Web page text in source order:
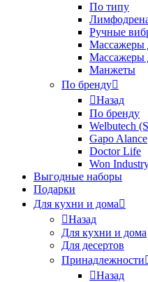
По типу
Ручные
Массажеры
Массажеры
Манжеты
По бренду
Назад
По бренду
Welbutech
Gapo Alance
Doctor Life
Won
Выгодные наборы
Подарки
Для кухни и дома
Назад
Для кухни и дома
Для десертов
Принадлежности
Назад